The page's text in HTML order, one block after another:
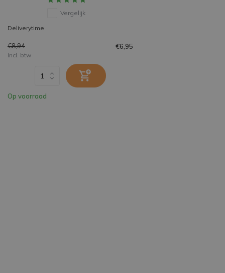
Vergelijk
Deliverytime
€8,94 €6,95
Incl. btw
Op voorraad